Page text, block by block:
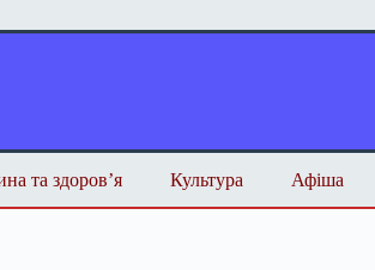
та здоров’я Культура Афіша